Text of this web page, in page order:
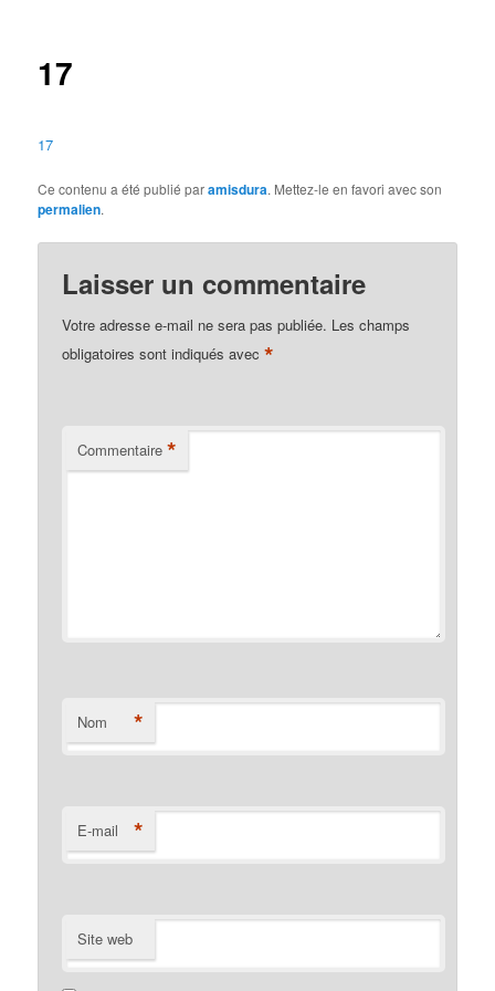
17
17
Ce contenu a été publié paramisdura. Mettez-le en favori avec son
permalien.
Laisser un commentaire
Votre adresse e-mail ne sera pas publiée. Les champs
obligatoires sont indiqués avec*
Commentaire *
Nom *
E-mail *
Site web